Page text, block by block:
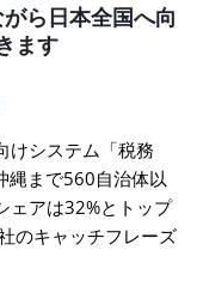
ら日本全国へ向
ます
けシステム「税務
縄まで560自治体以
ェアは32%とトップ
のキャッチフレーズ